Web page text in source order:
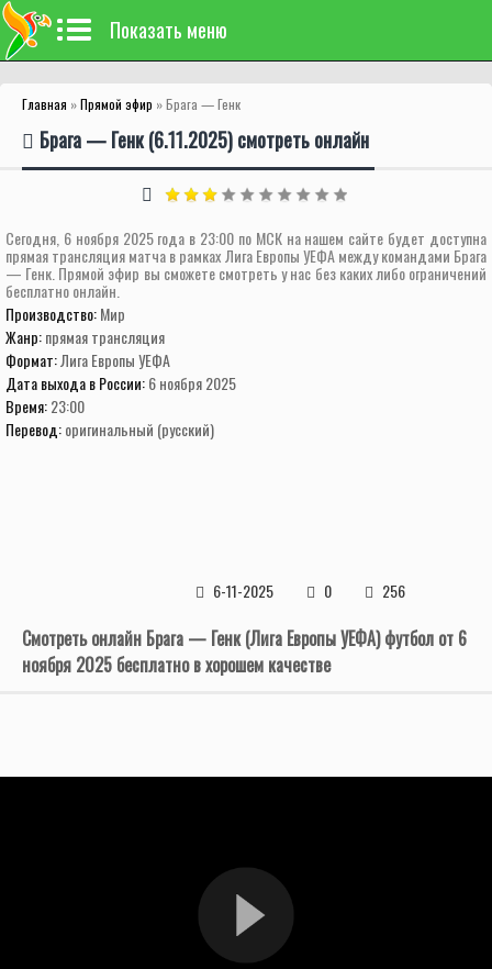
Показать меню
Главная »Прямой эфир » Брага — Генк
Брага — Генк (6.11.2025) смотреть онлайн
Сегодня, 6 ноября 2025 года в 23:00 по МСК на нашем сайте будет доступна
прямая трансляция матча в рамках Лига Европы УЕФА между командами Брага
— Генк. Прямой эфир вы сможете смотреть у нас без каких либо ограничений
бесплатно онлайн.
Производство:Мир
Жанр:прямая трансляция
Формат:Лига Европы УЕФА
Дата выхода в России:6 ноября 2025
Время:23:00
Перевод:оригинальный (русский)
6-11-2025 0 256
Смотреть онлайн Брага — Генк (Лига Европы УЕФА) футбол от 6
ноября 2025 бесплатно в хорошем качестве